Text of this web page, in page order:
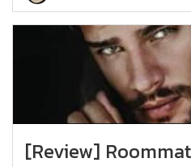
[Review]